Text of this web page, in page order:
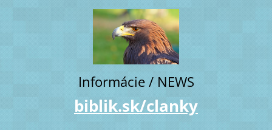
Informácie / NEWS
biblik.sk/clanky